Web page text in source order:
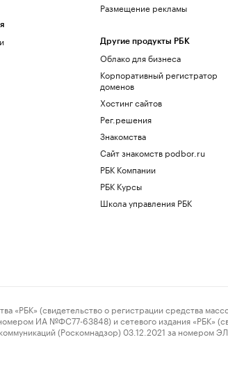
Размещение рекламы
Другие продукты РБК
Облако для бизнеса
Корпоративный регистратор
доменов
Хостинг сайтов
Рег.решения
Знакомства
Сайт знакомств podbor.ru
РБК Компании
РБК Курсы
Школа управления РБК
(свидетельство о регистрации средства
ИА №ФС77-63848) и сетевого издания «РБК»
(Роскомнадзор) 03.12.2021 за номером